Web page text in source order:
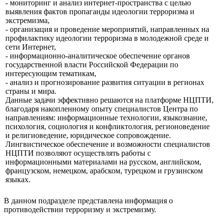
- мониторинг и анализ интернет-пространства с целью
выявления фактов пропаганды идеологии терроризма и
экстремизма,
- организация и проведение мероприятий, направленных на
профилактику идеологии терроризма в молодежной среде и
сети Интернет,
- информационно-аналитическое обеспечение органов
государственной власти Российской Федерации по
интересующим тематикам,
- анализ и прогнозирование развития ситуации в регионах
страны и мира.
Данные задачи эффективно решаются на платформе НЦПТИ,
благодаря накопленному опыту специалистов Центра по
направлениям: информационные технологии, языкознание,
психология, социология и конфликтология, регионоведение
и религиоведение, юридическое сопровождение.
Лингвистическое обеспечение и возможности специалистов
НЦПТИ позволяют осуществлять работы с
информационными материалами на русском, английском,
французском, немецком, арабском, турецком и грузинском
языках.
В данном подразделе представлена информация о
противодействии терроризму и экстремизму.